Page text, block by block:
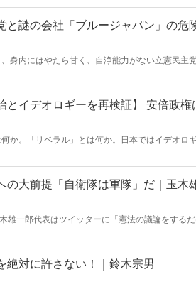
と謎の会社「ブルージャパン」の危
身内にはやたら甘く、自浄能力がない立憲民主
大きな金額が党から投入されている謎の会社が
とイデオロギーを再検証】 安倍政
何か。「リベラル」とは何か。日本ではイデオ
う実質的な議論は行われてこなかった。政治の
の大前提「自衛隊は軍隊」だ｜玉木
雄一郎代表はツイッターに「憲法の議論をする
ないと、野党が多くの国民、特に若い世代に支
時のママ）。
絶対に許さない！｜鈴木宗男